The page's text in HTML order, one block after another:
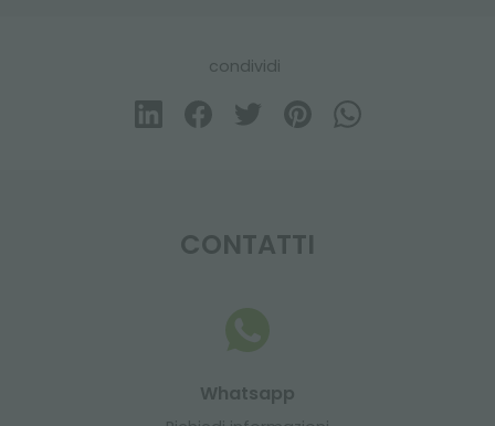
condividi
CONTATTI
Whatsapp